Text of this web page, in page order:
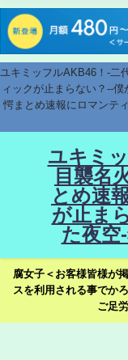
ユキミッフルAKB46！-二
ィックが止まらない？--
愕まとめ速報にロマンテ
ユキミ
目襲名
とめ速
が止ま
た夜空
腐女子＜お客様皆様が
スを利用される事でか
ご足